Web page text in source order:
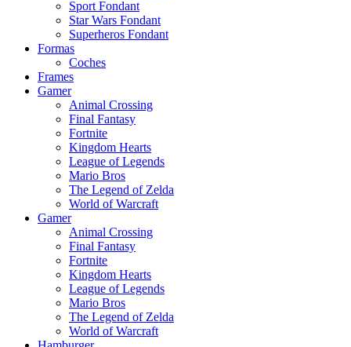
Sport Fondant
Star Wars Fondant
Superheros Fondant
Formas
Coches
Frames
Gamer
Animal Crossing
Final Fantasy
Fortnite
Kingdom Hearts
League of Legends
Mario Bros
The Legend of Zelda
World of Warcraft
Gamer
Animal Crossing
Final Fantasy
Fortnite
Kingdom Hearts
League of Legends
Mario Bros
The Legend of Zelda
World of Warcraft